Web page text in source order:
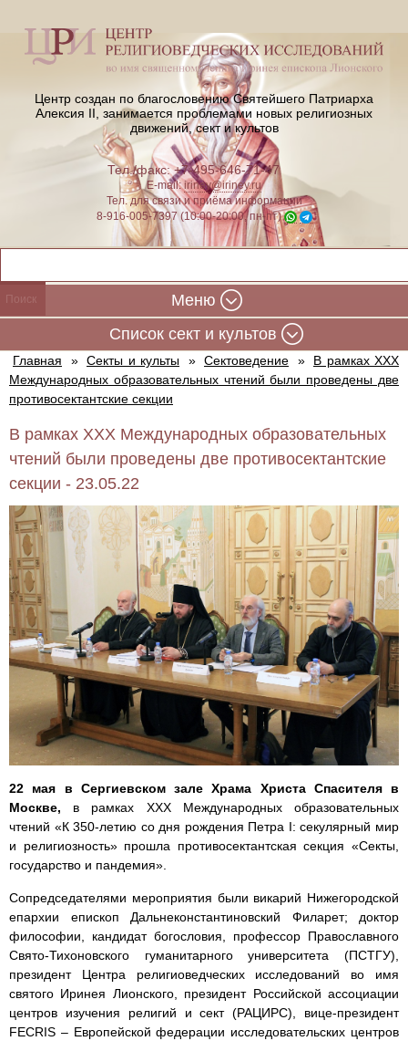
Центр создан по благословению Святейшего Патриарха
Алексия II, занимается проблемами новых религиозных
движений, сект и культов
Тел./факс: +7-495-646-71-47
E-mail:iriney@iriney.ru
Тел. для связи и приёма информации
8-916-005-7397 (10:00-20:00, пн-пт)
Меню
Cписок сект и культов
Главная » Секты и культы » Сектоведение »
В рамках XXХ
Международных образовательных чтений были проведены две
противосектантские секции
В рамках XXХ Международных образовательных
чтений были проведены две противосектантские
секции - 23.05.22
22 мая в Сергиевском зале Храма Христа Спасителя в
Москве, в рамках XXХ Международных образовательных
чтений «К 350-летию со дня рождения Петра I: секулярный мир
и религиозность» прошла противосектантская секция «Секты,
государство и пандемия».
Сопредседателями мероприятия были викарий Нижегородской
епархии епископ Дальнеконстантиновский Филарет; доктор
философии, кандидат богословия, профессор Православного
Свято-Тихоновского гуманитарного университета (ПСТГУ),
президент Центра религиоведческих исследований во имя
святого Иринея Лионского, президент Российской ассоциации
центров изучения религий и сект (РАЦИРС), вице-президент
FECRIS – Европейской федерации исследовательских центров